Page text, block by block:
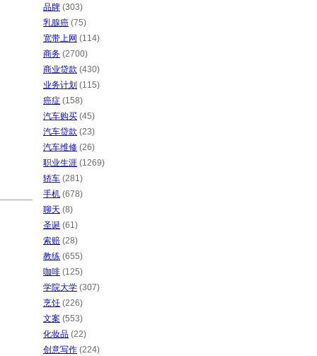
品牌 (303)
乳腺癌 (75)
宽带上网 (114)
商务 (2700)
商业贷款 (430)
业务计划 (115)
癌症 (158)
汽车购买 (45)
汽车贷款 (23)
汽车维修 (26)
职业生涯 (1269)
轿车 (281)
手机 (678)
聊天 (8)
圣诞 (61)
索赔 (28)
教练 (655)
咖啡 (125)
学院大学 (307)
烹饪 (226)
文案 (553)
化妆品 (22)
创意写作 (224)